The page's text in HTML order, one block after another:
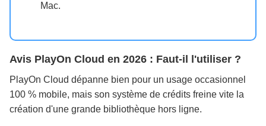
Mac.
Avis PlayOn Cloud en 2026 : Faut-il l'utiliser ?
PlayOn Cloud dépanne bien pour un usage occasionnel
100 % mobile, mais son système de crédits freine vite la
création d'une grande bibliothèque hors ligne.